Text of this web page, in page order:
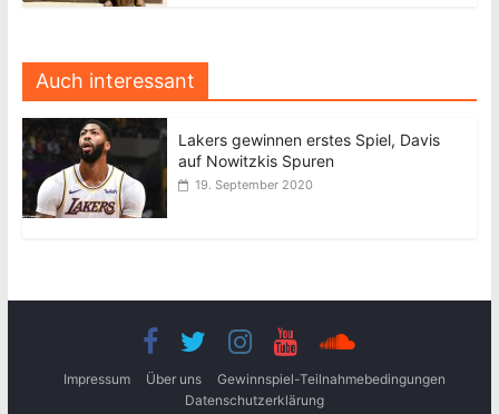
Auch interessant
Lakers gewinnen erstes Spiel, Davis
auf Nowitzkis Spuren
19. September 2020
Impressum Über uns
Gewinnspiel-Teilnahmebedingungen
Datenschutzerklärung